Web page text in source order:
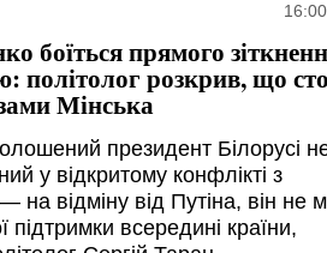
боїться прямого
політолог розкрив, що
Мінська
президент Білорусі
у відкритому конфлікті з
на відміну від Путіна, він не
підтримки всередині країни,